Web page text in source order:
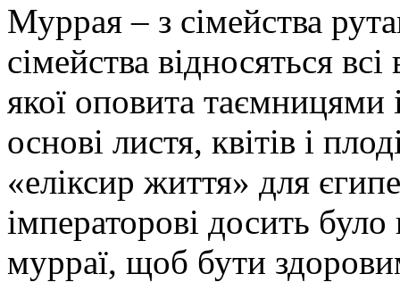
Муррая – з сімейства
сімейства відносяться
якої оповита
основі листя, квітів і
«еліксир життя» для
імператорові досить
мурраї, щоб бути